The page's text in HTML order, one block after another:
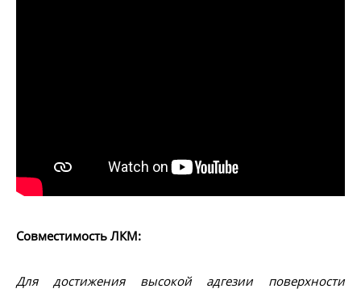
Совместимость ЛКМ:
Для достижения высокой адгезии поверхности